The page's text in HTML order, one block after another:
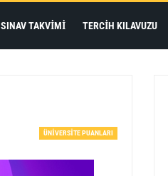
SINAV TAKVIMI TERCIH KILAVUZU
ÜNIVERSITE PUANLARI